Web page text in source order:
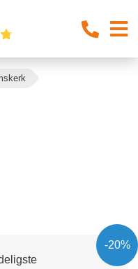
-20%